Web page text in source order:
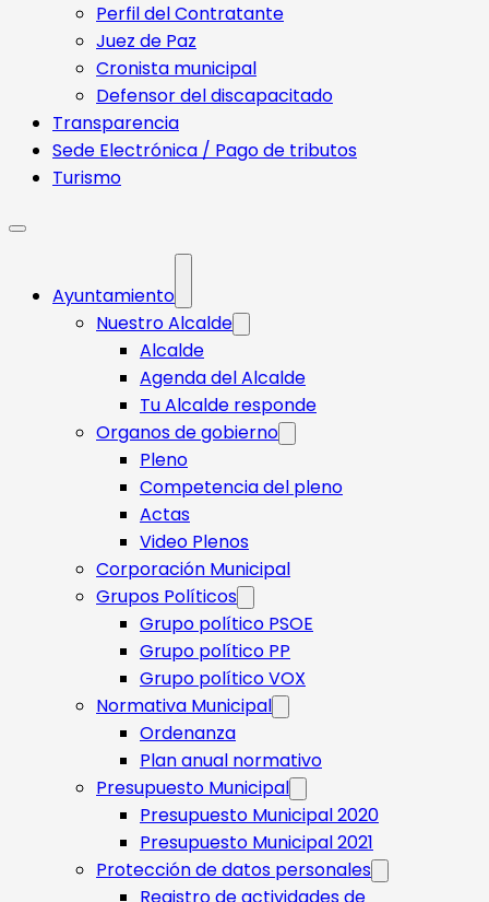
Perfil del Contratante
Juez de Paz
Cronista municipal
Defensor del discapacitado
Transparencia
Sede Electrónica / Pago de tributos
Turismo
Ayuntamiento
Nuestro Alcalde
Alcalde
Agenda del Alcalde
Tu Alcalde responde​
Organos de gobierno
Pleno
Competencia del pleno
Actas
Video Plenos
Corporación Municipal
Grupos Políticos
Grupo político PSOE
Grupo político PP
Grupo político VOX
Normativa Municipal
Ordenanza
Plan anual normativo
Presupuesto Municipal
Presupuesto Municipal 2020
Presupuesto Municipal 2021
Protección de datos personales